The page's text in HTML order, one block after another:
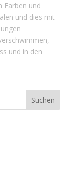
Farben und
und dies mit
und in den